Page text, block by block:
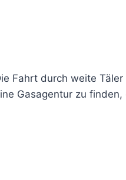
Fahrt durch weite Täler
Gasagentur zu finden,